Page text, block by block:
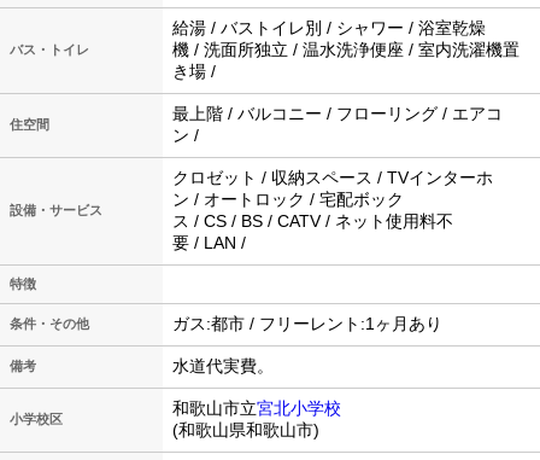
バス・トイレ
給湯 / バストイレ別 / シャワー / 浴室乾燥
機 / 洗面所独立 / 温水洗浄便座 / 室内洗濯機置
き場 /
住空間
最上階 / バルコニー / フローリング / エアコ
ン /
設備・サービス
クロゼット / 収納スペース / TVインターホ
ン / オートロック / 宅配ボック
ス / CS / BS / CATV / ネット使用料不
要 / LAN /
特徴
条件・その他 ガス:都市 / フリーレント:1ヶ月あり
備考 水道代実費。
小学校区
和歌山市立宮北小学校
(和歌山県和歌山市)